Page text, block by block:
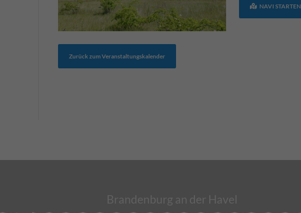
NAVI STARTEN
Zurück zum Veranstaltungskalender
Brandenburg an der Havel